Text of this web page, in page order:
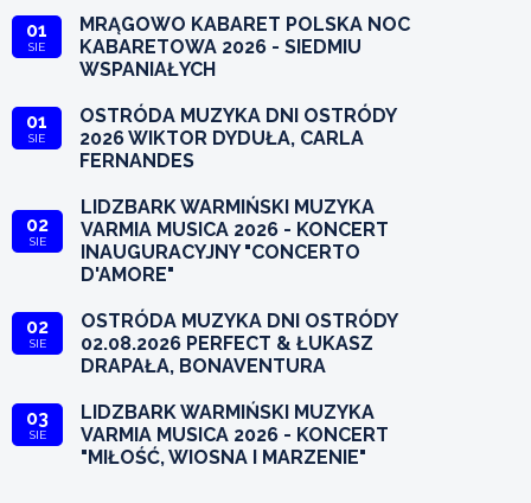
01
SIE
MRĄGOWO KABARET POLSKA NOC
KABARETOWA 2026 - SIEDMIU
WSPANIAŁYCH
01
SIE
OSTRÓDA MUZYKA DNI OSTRÓDY
2026 WIKTOR DYDUŁA, CARLA
FERNANDES
02
SIE
LIDZBARK WARMIŃSKI MUZYKA
VARMIA MUSICA 2026 - KONCERT
INAUGURACYJNY "CONCERTO
D'AMORE"
02
SIE
OSTRÓDA MUZYKA DNI OSTRÓDY
02.08.2026 PERFECT & ŁUKASZ
DRAPAŁA, BONAVENTURA
03
SIE
LIDZBARK WARMIŃSKI MUZYKA
VARMIA MUSICA 2026 - KONCERT
"MIŁOŚĆ, WIOSNA I MARZENIE"